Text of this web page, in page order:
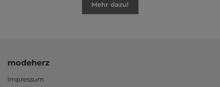
Mehr dazu!
modeherz
Impressum